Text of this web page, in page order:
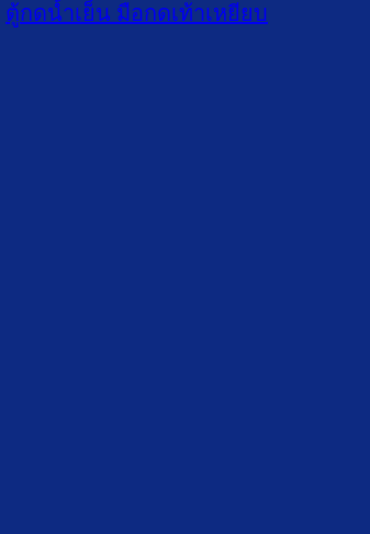
ตู้กดน้ำเย็น มือกดเท้าเหยียบ